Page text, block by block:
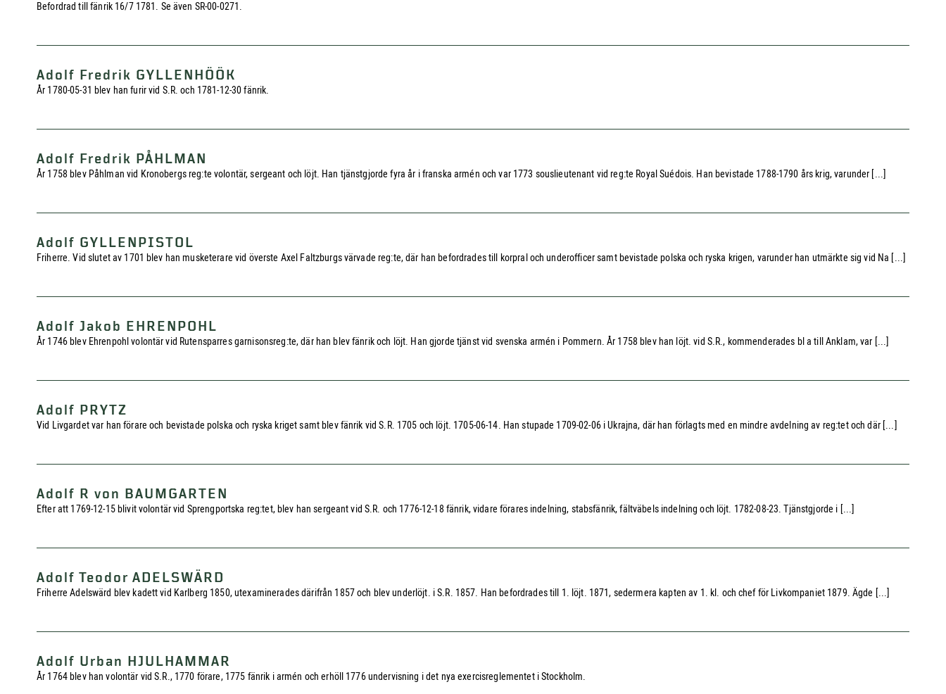
Befordrad till fänrik 16/7 1781. Se även SR-00-0271.
Adolf Fredrik GYLLENHÖÖK
År 1780-05-31 blev han furir vid S.R. och 1781-12-30 fänrik.
Adolf Fredrik PÅHLMAN
År 1758 blev Påhlman vid Kronobergs reg:te volontär, sergeant och löjt. Han tjänstgjorde fyra år i franska armén och var 1773 souslieutenant vid reg:te Royal Suédois. Han bevistade 1788-1790 års krig, varunder [...]
Adolf GYLLENPISTOL
Friherre. Vid slutet av 1701 blev han musketerare vid överste Axel Faltzburgs värvade reg:te, där han befordrades till korpral och underofficer samt bevistade polska och ryska krigen, varunder han utmärkte sig vid Na [...]
Adolf Jakob EHRENPOHL
År 1746 blev Ehrenpohl volontär vid Rutensparres garnisonsreg:te, där han blev fänrik och löjt. Han gjorde tjänst vid svenska armén i Pommern. År 1758 blev han löjt. vid S.R., kommenderades bl a till Anklam, var [...]
Adolf PRYTZ
Vid Livgardet var han förare och bevistade polska och ryska kriget samt blev fänrik vid S.R. 1705 och löjt. 1705-06-14. Han stupade 1709-02-06 i Ukrajna, där han förlagts med en mindre avdelning av reg:tet och där [...]
Adolf R von BAUMGARTEN
Efter att 1769-12-15 blivit volontär vid Sprengportska reg:tet, blev han sergeant vid S.R. och 1776-12-18 fänrik, vidare förares indelning, stabsfänrik, fältväbels indelning och löjt. 1782-08-23. Tjänstgjorde i [...]
Adolf Teodor ADELSWÄRD
Friherre Adelswärd blev kadett vid Karlberg 1850, utexaminerades därifrån 1857 och blev underlöjt. i S.R. 1857. Han befordrades till 1. löjt. 1871, sedermera kapten av 1. kl. och chef för Livkompaniet 1879. Ägde [...]
Adolf Urban HJULHAMMAR
År 1764 blev han volontär vid S.R., 1770 förare, 1775 fänrik i armén och erhöll 1776 undervisning i det nya exercisreglementet i Stockholm.